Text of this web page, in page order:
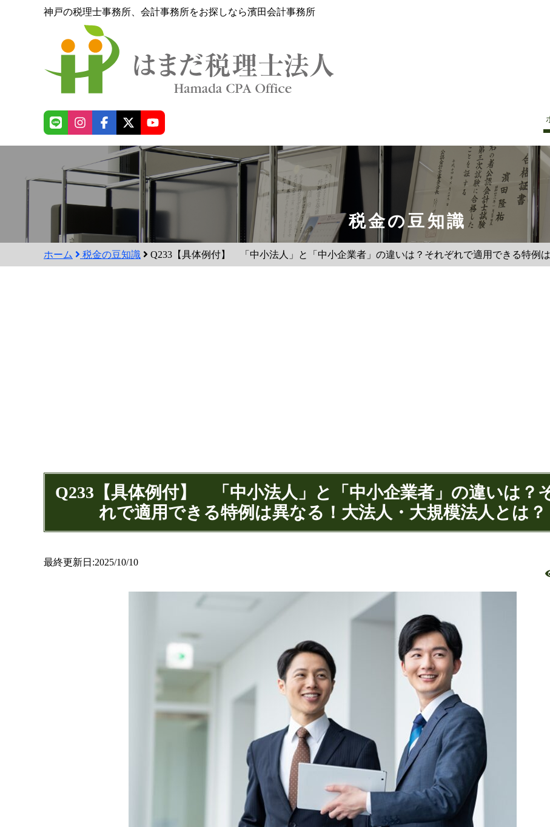
神戸の税理士事務所、会計事務所をお探しなら濱田会計事務所
税金の豆知識
ホーム 税金の豆知識 Q233【具体例付】 「中小法人」と「中小企業者」の違いは？それぞれで適用できる特例
Q233【具体例付】 「中小法人」と「中小企業者」の違いは？
れで適用できる特例は異なる！大法人・大規模法人とは？
最終更新日:2025/10/10